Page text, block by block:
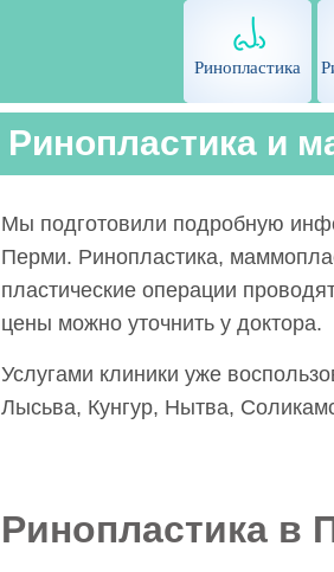
Ринопластика
Ринопластика и
Мы подготовили подробную
Перми. Ринопластика,
пластические операции
цены можно уточнить у доктора.
Услугами клиники уже
Лысьва, Кунгур, Нытва,
Ринопластика в